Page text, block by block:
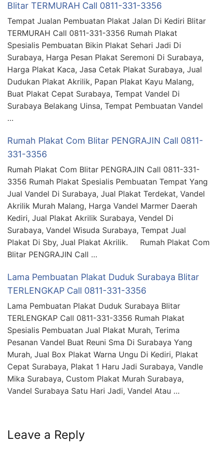
Blitar TERMURAH Call 0811-331-3356
Tempat Jualan Pembuatan Plakat Jalan Di Kediri Blitar
TERMURAH Call 0811-331-3356 Rumah Plakat
Spesialis Pembuatan Bikin Plakat Sehari Jadi Di
Surabaya, Harga Pesan Plakat Seremoni Di Surabaya,
Harga Plakat Kaca, Jasa Cetak Plakat Surabaya, Jual
Dudukan Plakat Akrilik, Papan Plakat Kayu Malang,
Buat Plakat Cepat Surabaya, Tempat Vandel Di
Surabaya Belakang Uinsa, Tempat Pembuatan Vandel
…
Rumah Plakat Com Blitar PENGRAJIN Call 0811-
331-3356
Rumah Plakat Com Blitar PENGRAJIN Call 0811-331-
3356 Rumah Plakat Spesialis Pembuatan Tempat Yang
Jual Vandel Di Surabaya, Jual Plakat Terdekat, Vandel
Akrilik Murah Malang, Harga Vandel Marmer Daerah
Kediri, Jual Plakat Akrilik Surabaya, Vendel Di
Surabaya, Vandel Wisuda Surabaya, Tempat Jual
Plakat Di Sby, Jual Plakat Akrilik. Rumah Plakat Com
Blitar PENGRAJIN Call …
Lama Pembuatan Plakat Duduk Surabaya Blitar
TERLENGKAP Call 0811-331-3356
Lama Pembuatan Plakat Duduk Surabaya Blitar
TERLENGKAP Call 0811-331-3356 Rumah Plakat
Spesialis Pembuatan Jual Plakat Murah, Terima
Pesanan Vandel Buat Reuni Sma Di Surabaya Yang
Murah, Jual Box Plakat Warna Ungu Di Kediri, Plakat
Cepat Surabaya, Plakat 1 Haru Jadi Surabaya, Vandle
Mika Surabaya, Custom Plakat Murah Surabaya,
Vandel Surabaya Satu Hari Jadi, Vandel Atau …
Leave a Reply